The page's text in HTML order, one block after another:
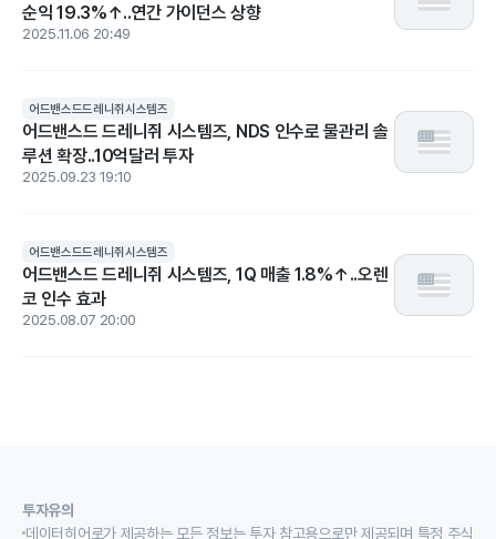
순익 19.3%↑..연간 가이던스 상향
2025.11.06 20:49
어드밴스드드레니쥐시스템즈
어드밴스드 드레니쥐 시스템즈, NDS 인수로 물관리 솔
루션 확장..10억달러 투자
2025.09.23 19:10
어드밴스드드레니쥐시스템즈
어드밴스드 드레니쥐 시스템즈, 1Q 매출 1.8%↑..오렌
코 인수 효과
2025.08.07 20:00
투자유의
데이터히어로가 제공하는 모든 정보는 투자 참고용으로만 제공되며 특정 주식